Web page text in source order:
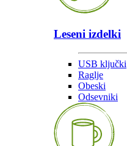
Leseni izdelki
USB ključki
Raglje
Obeski
Odsevniki